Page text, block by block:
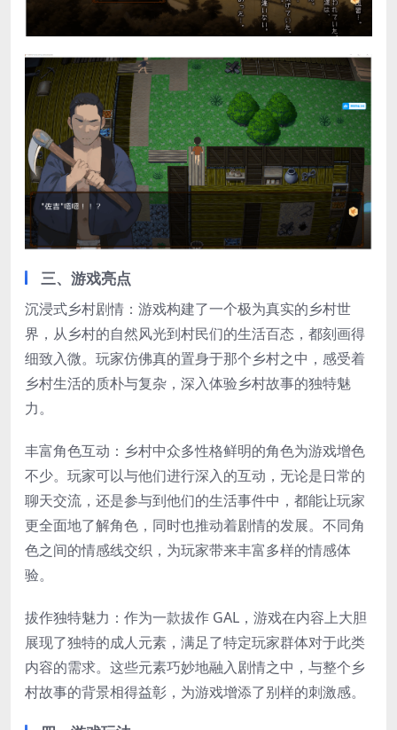
三、游戏亮点
沉浸式乡村剧情：游戏构建了一个极为真实的乡村世
界，从乡村的自然风光到村民们的生活百态，都刻画得
细致入微。玩家仿佛真的置身于那个乡村之中，感受着
乡村生活的质朴与复杂，深入体验乡村故事的独特魅
力。
丰富角色互动：乡村中众多性格鲜明的角色为游戏增色
不少。玩家可以与他们进行深入的互动，无论是日常的
聊天交流，还是参与到他们的生活事件中，都能让玩家
更全面地了解角色，同时也推动着剧情的发展。不同角
色之间的情感线交织，为玩家带来丰富多样的情感体
验。
拔作独特魅力：作为一款拔作 GAL，游戏在内容上大胆
展现了独特的成人元素，满足了特定玩家群体对于此类
内容的需求。这些元素巧妙地融入剧情之中，与整个乡
村故事的背景相得益彰，为游戏增添了别样的刺激感。